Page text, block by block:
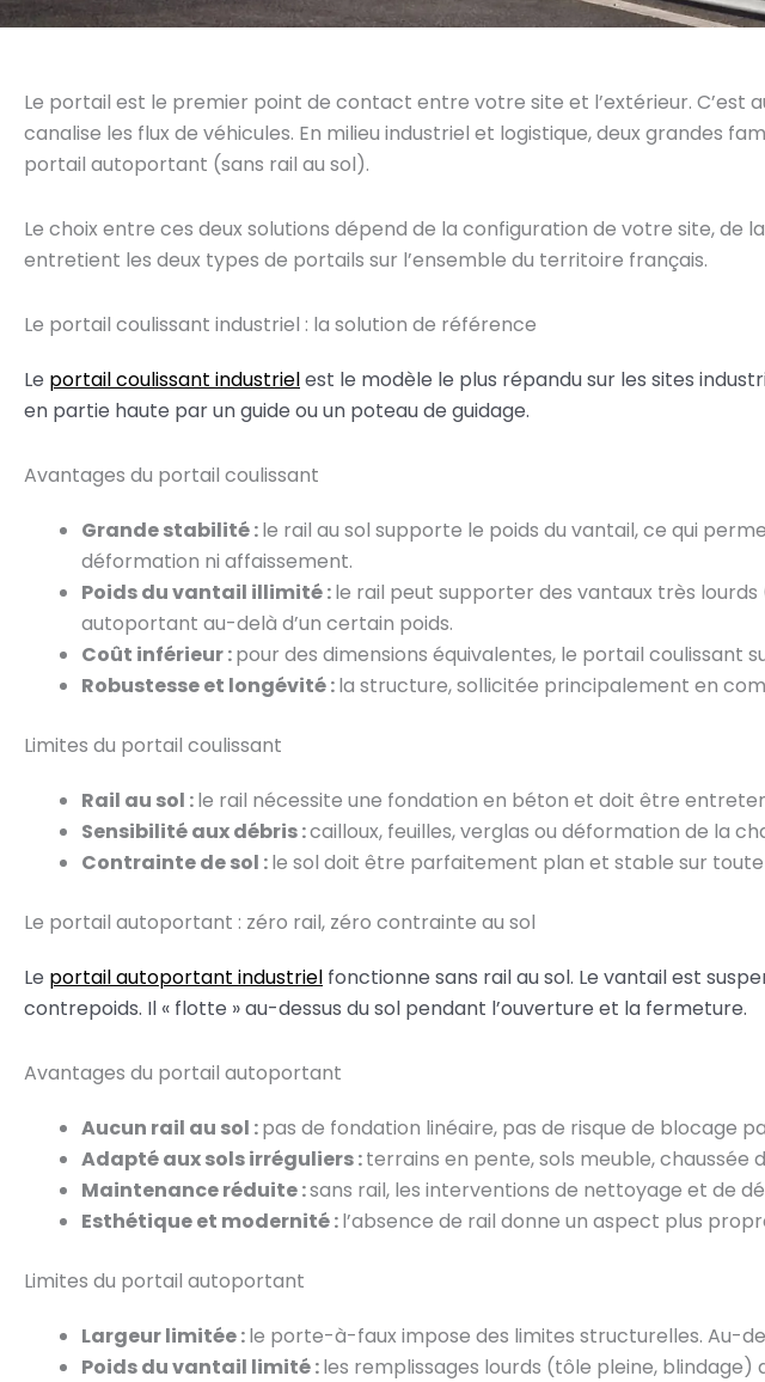
Le portail est le premier point de contact entre votre site et l’extérieur. C’est
canalise les flux de véhicules. En milieu industriel et logistique, deux grandes
portail autoportant (sans rail au sol).
Le choix entre ces deux solutions dépend de la configuration de votre site, de
entretient les deux types de portails sur l’ensemble du territoire français.
Le portail coulissant industriel : la solution de référence
Le portail coulissant industrielest le modèle le plus répandu sur les sites
en partie haute par un guide ou un poteau de guidage.
Avantages du portail coulissant
Grande stabilité :le rail au sol supporte le poids du vantail, ce qui
déformation ni affaissement.
Poids du vantail illimité :le rail peut supporter des vantaux très
autoportant au-delà d’un certain poids.
Coût inférieur :pour des dimensions équivalentes, le portail coulissant
Robustesse et longévité :la structure, sollicitée principalement en
Limites du portail coulissant
Rail au sol :le rail nécessite une fondation en béton et doit être
Sensibilité aux débris :cailloux, feuilles, verglas ou déformation de la
Contrainte de sol :le sol doit être parfaitement plan et stable sur
Le portail autoportant : zéro rail, zéro contrainte au sol
Le portail autoportant industriel fonctionne sans rail au sol. Le vantail est
contrepoids. Il « flotte » au-dessus du sol pendant l’ouverture et la fermeture.
Avantages du portail autoportant
Aucun rail au sol :pas de fondation linéaire, pas de risque de blocage
Adapté aux sols irréguliers :terrains en pente, sols meuble,
Maintenance réduite :sans rail, les interventions de nettoyage et de
Esthétique et modernité :l’absence de rail donne un aspect plus
Limites du portail autoportant
Largeur limitée :le porte-à-faux impose des limites structurelles. Au-
Poids du vantail limité :les remplissages lourds (tôle pleine,